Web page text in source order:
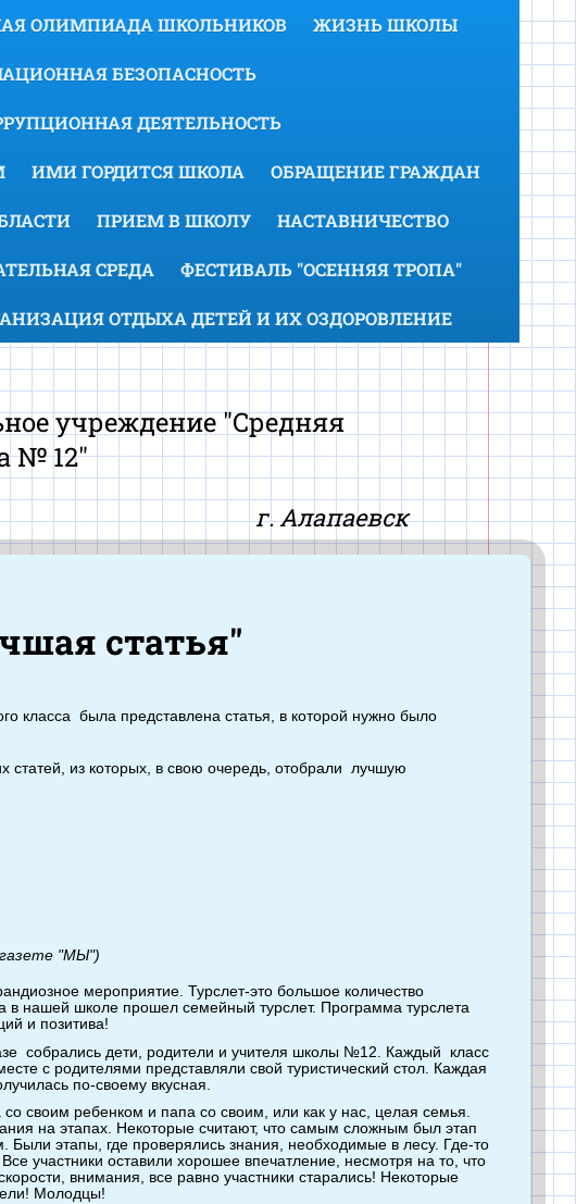
ОЛИМПИАДА ШКОЛЬНИКОВ ЖИЗНЬ ШКОЛЫ
БЕЗОПАСНОСТЬ
ДЕЯТЕЛЬНОСТЬ
ИМИ ГОРДИТСЯ ШКОЛА ОБРАЩЕНИЕ ГРАЖДАН
ПРИЕМ В ШКОЛУ НАСТАВНИЧЕСТВО
СРЕДА ФЕСТИВАЛЬ "ОСЕННЯЯ ТРОПА"
ОТДЫХА ДЕТЕЙ И ИХ ОЗДОРОВЛЕНИЕ
учреждение "Средняя
№ 12"
г. Алапаевск
статья"
класса была представлена статья, в которой нужно было
статей, из которых, в свою очередь, отобрали лучшую
газете "МЫ")
мероприятие. Турслет-это большое количество
в нашей школе прошел семейный турслет. Программа турслета
и позитива!
собрались дети, родители и учителя школы №12. Каждый класс
с родителями представляли свой туристический стол. Каждая
по-своему вкусная.
своим ребенком и папа со своим, или как у нас, целая семья.
на этапах. Некоторые считают, что самым сложным был этап
Были этапы, где проверялись знания, необходимые в лесу. Где-то
участники оставили хорошее впечатление, несмотря на то, что
внимания, все равно участники старались! Некоторые
Молодцы!